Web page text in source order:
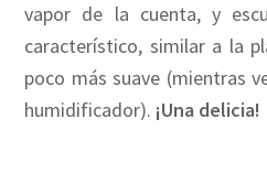
vapor de la cuenta, y
característico, similar a la
poco más suave (mientras
humidificador). ¡Una delicia!